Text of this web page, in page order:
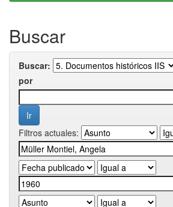
Buscar
Buscar:
por
Filtros actuales: